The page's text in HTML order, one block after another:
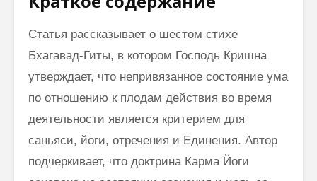
Статья рассказывает о шестом стихе
Бхагавад-Гиты, в котором Господь Кришна
утверждает, что непривязанное состояние ума
по отношению к плодам действия во время
деятельности является критерием для
саньяси, йоги, отречения и Единения. Автор
подчеркивает, что доктрина Карма Йоги